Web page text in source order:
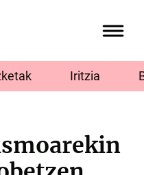
Iritzia